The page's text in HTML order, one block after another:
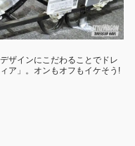
ザインにこだわることでドレ
ア」。オンもオフもイケそう!